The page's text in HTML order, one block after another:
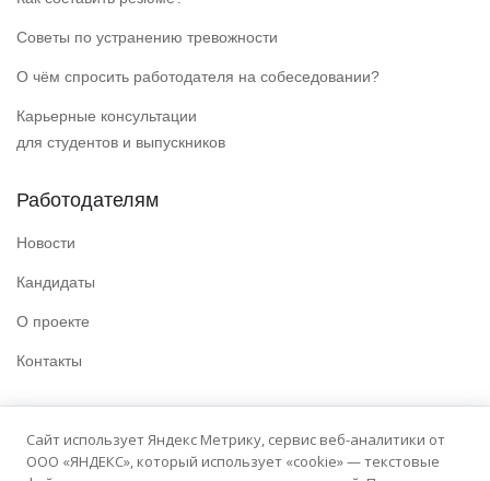
Советы по устранению тревожности
О чём спросить работодателя на собеседовании?
Карьерные консультации
для студентов и выпускников
Работодателям
Новости
Кандидаты
О проекте
Контакты
Политика конфиденциальности
Сайт использует Яндекс Метрику, сервис веб-аналитики от
ООО «ЯНДЕКС», который использует «cookie» — текстовые